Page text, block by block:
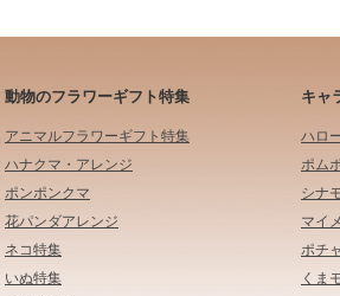
動物のフラワーギフト特集 キャ
アニマルフラワーギフト特集
ハナクマ・アレンジ
ポンポンクマ
花パンダアレンジ
ネコ特集
いぬ特集
ハロ
ポム
シナ
マイ
ポチ
くま